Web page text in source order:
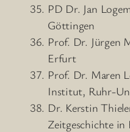
PD Dr. Jan
Göttingen
Prof. Dr. Jürgen
Erfurt
Prof. Dr. Maren
Institut, Ruhr-
Dr. Kerstin
Zeitgeschichte in